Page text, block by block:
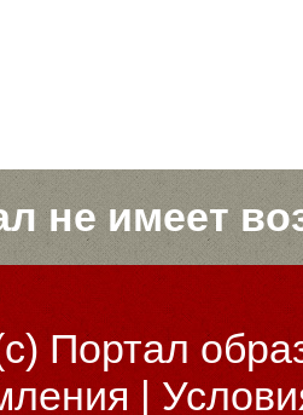
не имеет
Портал
|